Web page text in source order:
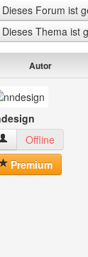
Dieses Forum ist
Dieses Thema ist
Autor
Benutzer-
Offline
Premium